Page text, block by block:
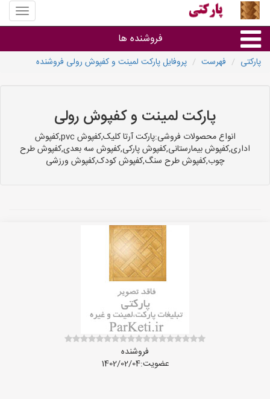
منوی
سایت
فروشنده ها
استان ها
پارکتی فهرست پروفایل پارکت لمینت و کفپوش رولی فروشنده
پارکت لمینت و کفپوش رولی
انواع محصولات فروشی:پارکت آرتا کلیک,کفپوش pvc,کفپوش
اداری,کفپوش بیمارستانی,کفپوش پارکی,کفپوش سه بعدی,کفپوش طرح
چوب,کفپوش طرح سنگ,کفپوش کودک,کفپوش ورزشی
فروشنده
عضویت:1402/02/04